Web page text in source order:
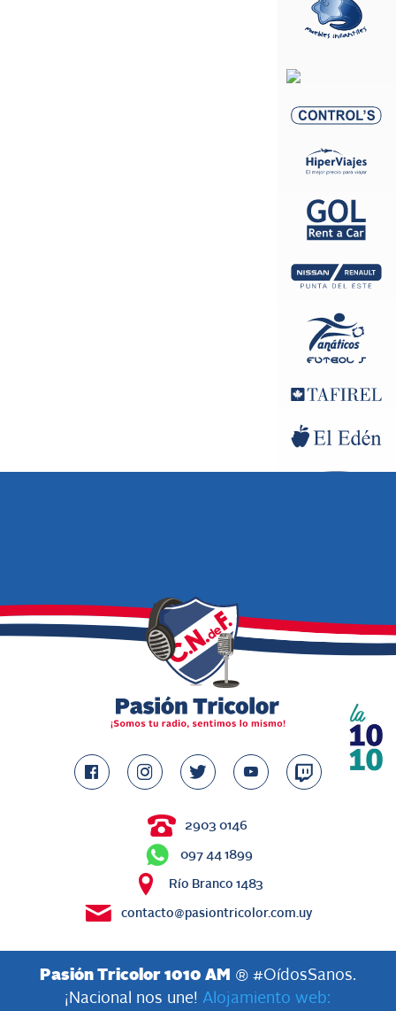
2903 0146
097 44 1899
Río Branco 1483
contacto@pasiontricolor.com.uy
Pasión Tricolor 1010 AM
® #OídosSanos.
¡Nacional nos une! Alojamiento web: